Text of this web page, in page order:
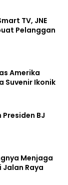
TV, JNE
Pelanggan
Amerika
Suvenir Ikonik
BJ
Menjaga
Raya